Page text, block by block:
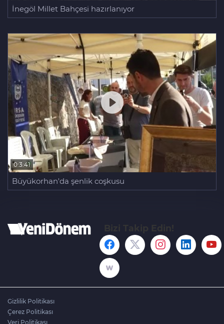
İnegöl Millet Bahçesi hazırlanıyor
0:3:41
Büyükorhan'da şenlik coşkusu
Gizlilik Politikası
Çerez Politikası
Veri Politikası